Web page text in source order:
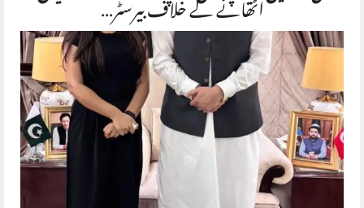
اٹھانے کے خلاف بیرسٹر…